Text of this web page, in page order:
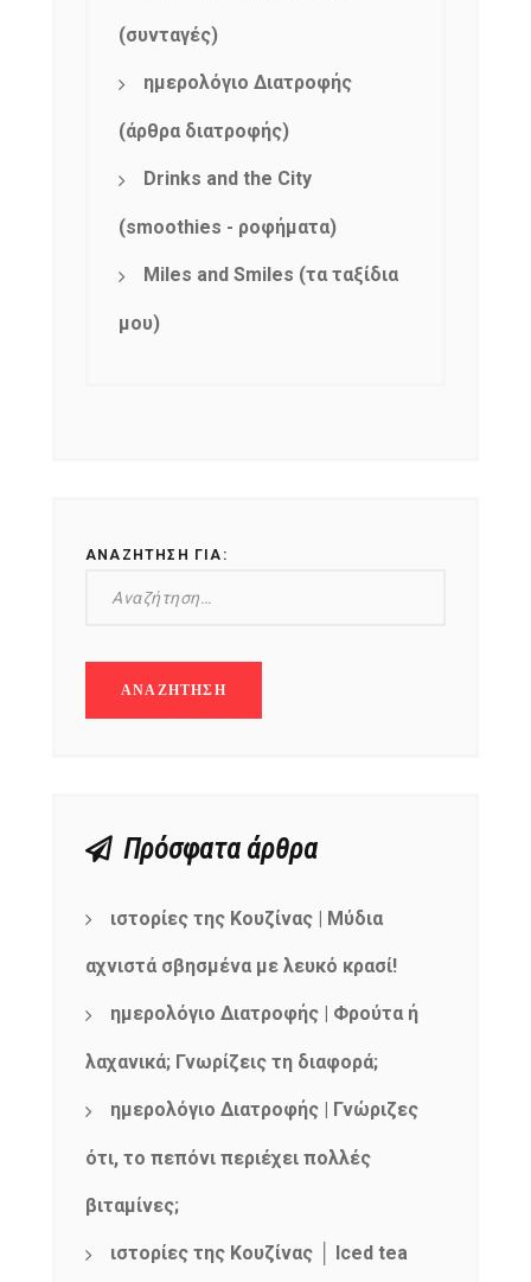
(συνταγές)
ημερολόγιο Διατροφής
(άρθρα διατροφής)
Drinks and the City
(smoothies - ροφήματα)
Miles and Smiles (τα ταξίδια
μου)
ΑΝΑΖΉΤΗΣΗ ΓΙΑ:
Πρόσφατα άρθρα
ιστορίες της Κουζίνας | Μύδια
αχνιστά σβησμένα με λευκό κρασί!
ημερολόγιο Διατροφής | Φρούτα ή
λαχανικά; Γνωρίζεις τη διαφορά;
ημερολόγιο Διατροφής | Γνώριζες
ότι, το πεπόνι περιέχει πολλές
βιταμίνες;
ιστορίες της Κουζίνας │ Iced tea